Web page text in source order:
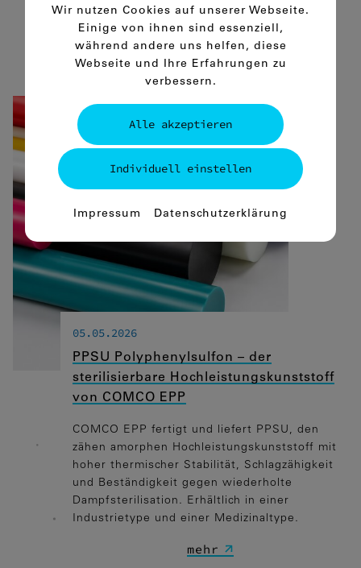
Varianten.
mehr
05.05.2026
PPSU Polyphenylsulfon – der
sterilisierbare Hochleistungskunststoff
von COMCO EPP
COMCO EPP fertigt und liefert PPSU, den
zähen amorphen Hochleistungskunststoff mit
hoher thermischer Stabilität, Schlagzähigkeit
und Beständigkeit gegen wiederholte
Dampfsterilisation. Erhältlich in einer
Industrietype und einer Medizinaltype.
mehr
Wir nutzen Cookies auf unserer Webseite.
Einige von ihnen sind essenziell,
während andere uns helfen, diese
Webseite und Ihre Erfahrungen zu
verbessern.
Alle akzeptieren
Individuell einstellen
grundlegende Funktionen und sind für
die einwandfreie Funktion der Website
dringend erforderlich.
Spracheinstellungen
Statistiken
Diese Cookies erfassen anonyme
Statistiken. Diese Informationen helfen
noch weiter optimieren können.
Google Analytics
Marketing
Drittanbietern oder Publishern
Impressum Datenschutzerklärung